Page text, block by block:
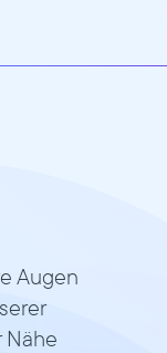
Augen
Nähe